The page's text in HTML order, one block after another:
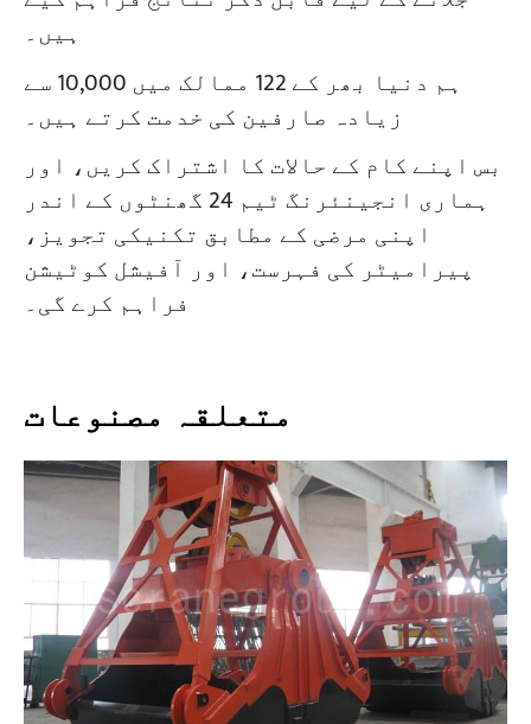
ہیں۔
ہم دنیا بھر کے 122 ممالک میں 10,000 سے
زیادہ صارفین کی خدمت کرتے ہیں۔
بس اپنے کام کے حالات کا اشتراک کریں، اور
ہماری انجینئرنگ ٹیم 24 گھنٹوں کے اندر
اپنی مرضی کے مطابق تکنیکی تجویز،
پیرامیٹر کی فہرست، اور آفیشل کوٹیشن
فراہم کرے گی۔
متعلقہ مصنوعات